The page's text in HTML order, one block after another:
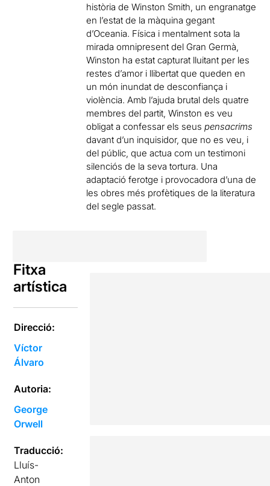
història de Winston Smith, un engranatge
en l’estat de la màquina gegant
d’Oceania. Física i mentalment sota la
mirada omnipresent del Gran Germà,
Winston ha estat capturat lluitant per les
restes d’amor i llibertat que queden en
un món inundat de desconfiança i
violència. Amb l’ajuda brutal dels quatre
membres del partit, Winston es veu
obligat a confessar els seuspensacrims
davant d’un inquisidor, que no es veu, i
del públic, que actua com un testimoni
silenciós de la seva tortura. Una
adaptació ferotge i provocadora d’una de
les obres més profètiques de la literatura
del segle passat.
Fitxa
artística
Direcció:
Víctor
Álvaro
Autoria:
George
Orwell
Traducció:
Lluís-
Anton